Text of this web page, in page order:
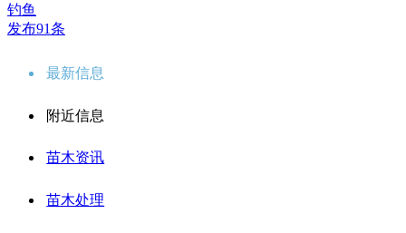
钓鱼
发布91条
最新信息
附近信息
苗木资讯
苗木处理